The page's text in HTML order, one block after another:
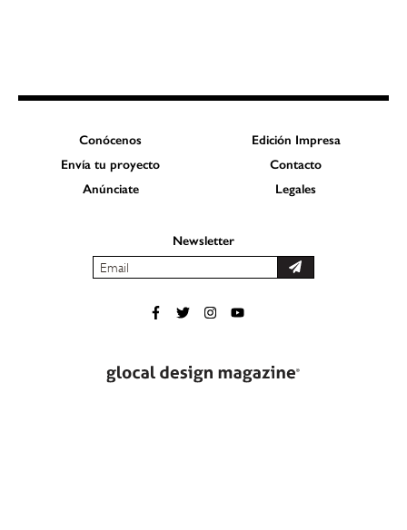
Conócenos
Edición Impresa
Envía tu proyecto
Contacto
Anúnciate
Legales
Newsletter